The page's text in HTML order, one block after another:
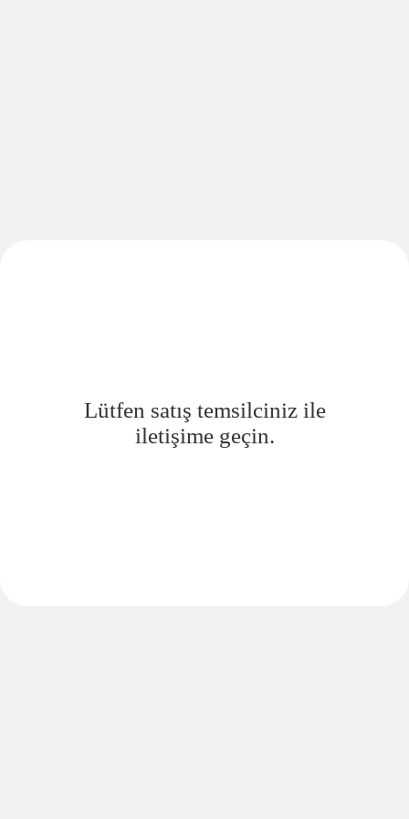
Lütfen satış temsilciniz ile
iletişime geçin.